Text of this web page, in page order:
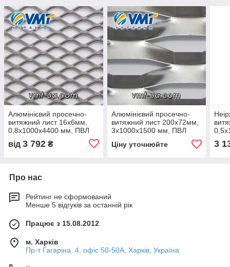
Алюмінієвий просечно-
витяжний лист 16х6мм,
0,8х1000x4400 мм, ПВЛ
від 3 792 ₴
Алюмінієвий просечно-
витяжний лист 200х72мм,
3х1000x1500 мм, ПВЛ
Ціну уточнюйте
3
Про нас
Рейтинг не сформований
Менше 5 відгуків за останній рік
Працює з 15.08.2012
м. Харків
Пр-т Гагаріна, 4, офіс 50-50A, Харків, Україна